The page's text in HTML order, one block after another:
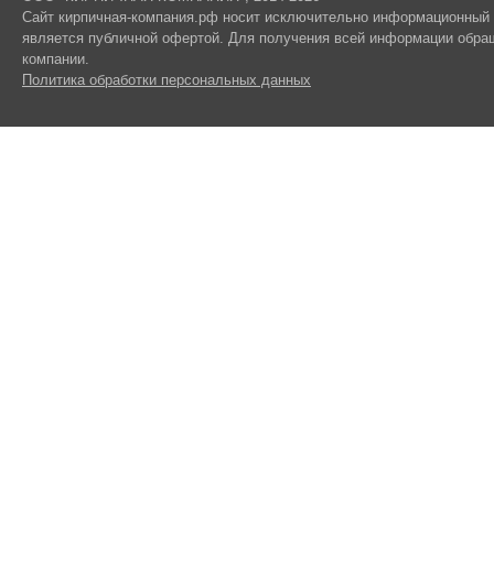
Cайт кирпичная-компания.рф носит исключительно информационный
является публичной офертой. Для получения всей информации
компании.
Политика обработки персональных данных